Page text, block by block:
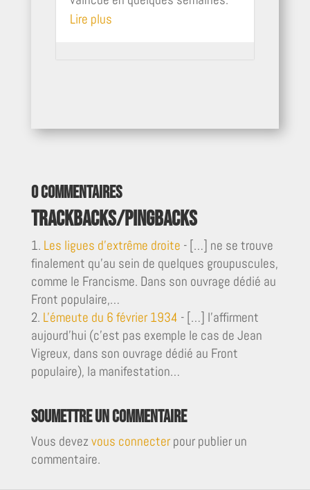
Lire plus
0 commentaires
Trackbacks/Pingbacks
Les ligues d'extrême droite - […] ne se trouve
finalement qu’au sein de quelques groupuscules,
comme le Francisme. Dans son ouvrage dédié au
Front populaire,…
L'émeute du 6 février 1934 - […] l’affirment
aujourd’hui (c’est pas exemple le cas de Jean
Vigreux, dans son ouvrage dédié au Front
populaire), la manifestation…
Soumettre un commentaire
Vous devez vous connecterpour publier un
commentaire.